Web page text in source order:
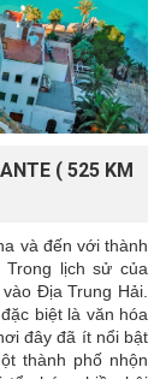
( 525 KM
và đến với thành
lịch sử của
Địa Trung Hải.
biệt là văn hóa
đây đã ít nổi bật
thành phố nhộn